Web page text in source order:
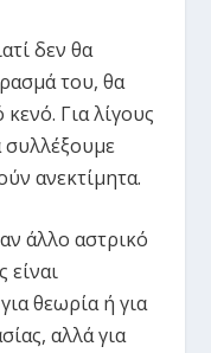
δεν θα
του, θα
Για λίγους
συλλέξουμε
ανεκτίμητα.
άλλο αστρικό
είναι
θεωρία ή για
αλλά για